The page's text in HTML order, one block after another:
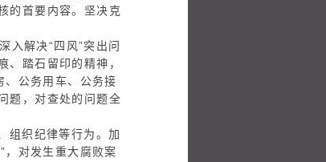
的首要内容。坚决克
入解决“四风”突出问
、踏石留印的精神，
、公务用车、公务接
题，对查处的问题全
组织纪律等行为。加
，对发生重大腐败案